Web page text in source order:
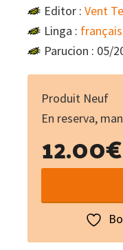
Editor : Vent
Linga : français
Parucion : 05/
Produit Neuf
En reserva,
12.00€
lettres